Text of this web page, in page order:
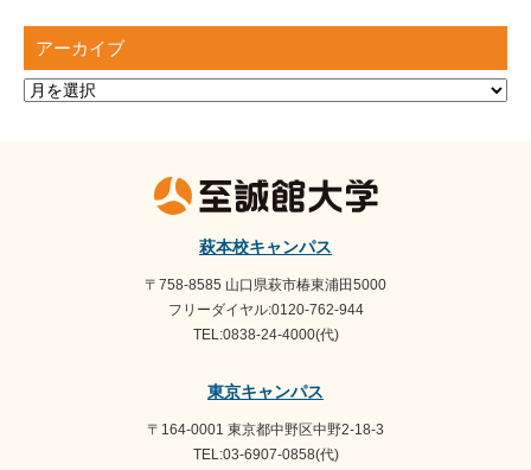
アーカイブ
ア
萩本校キャンパス
〒758-8585 山口県萩市椿東浦田5000
フリーダイヤル:0120-762-944
TEL:0838-24-4000(代)
東京キャンパス
〒164-0001 東京都中野区中野2-18-3
TEL:03-6907-0858(代)